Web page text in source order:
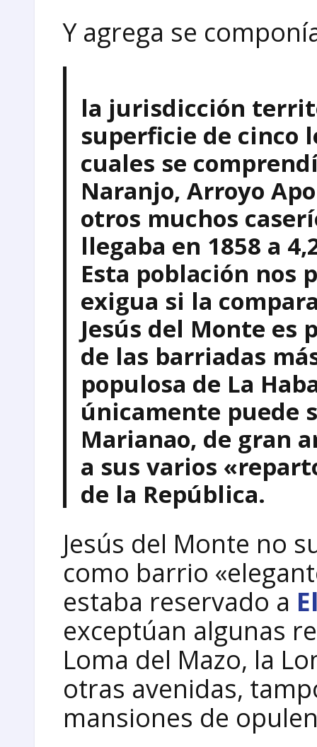
Y agrega se
la jurisdicción
superficie de cinco
cuales se
Naranjo, Arroyo
otros muchos
llegaba en 1858 a
Esta población nos
exigua si la
Jesús del Monte es
de las barriadas
populosa de La
únicamente puede
Marianao, de gran
a sus varios
de la República.
Jesús del Monte no
como barrio
estaba reservado a
exceptúan algunas
Loma del Mazo, la
otras avenidas,
mansiones de